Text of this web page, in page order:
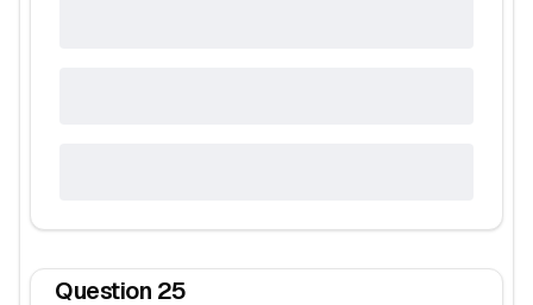
Question 25